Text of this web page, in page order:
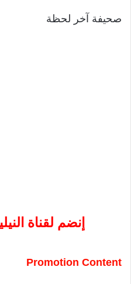
صحيفة آخر لحظة
إنضم لقناة
Promotion Content